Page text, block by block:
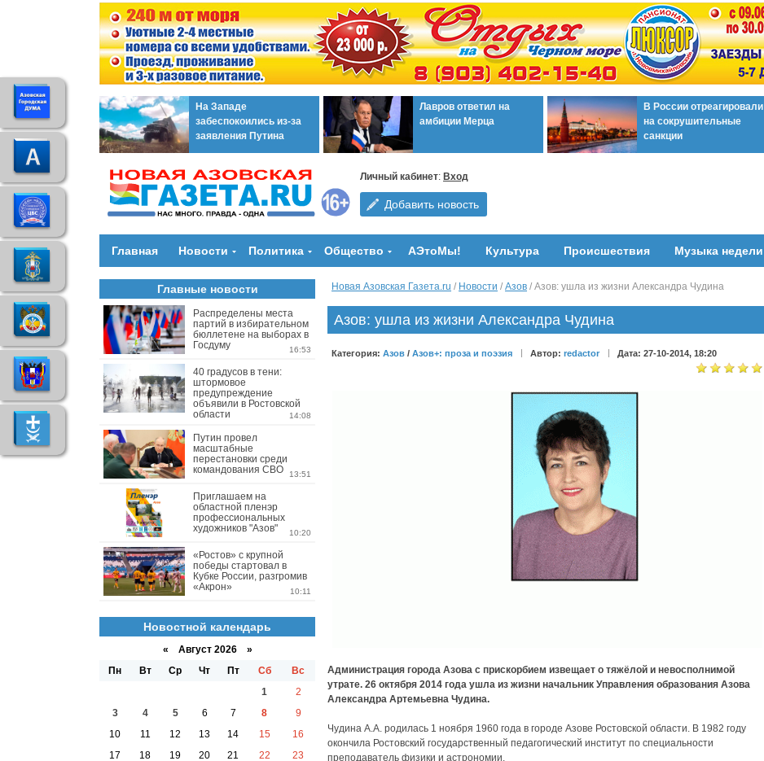
На Западе
забеспокоились из-за
заявления Путина
Лавров ответил на
амбиции Мерца
В России отреагировали
на сокрушительные
санкции
Личный кабинет: Вход
Добавить новость
Главная Новости Политика Общество АЭтоМы! Культура Происшествия Музыка недели
Новая Азовская Газета.ru / Новости / Азов / Азов: ушла из жизни Александра Чудина
Азов: ушла из жизни Александра Чудина
Категория: Азов / Азов+: проза и поэзия Автор: redactor Дата: 27-10-2014, 18:20
Администрация города Азова с прискорбием извещает о тяжёлой и невосполнимой
утрате. 26 октября 2014 года ушла из жизни начальник Управления образования Азова
Александра Артемьевна Чудина.
Чудина А.А. родилась 1 ноября 1960 года в городе Азове Ростовской области. В 1982 году
окончила Ростовский государственный педагогический институт по специальности
преподаватель физики и астрономии.
Главные новости
Распределены места
партий в избирательном
бюллетене на выборах в
Госдуму
16:53
40 градусов в тени:
штормовое
предупреждение
объявили в Ростовской
области
14:08
Путин провел
масштабные
перестановки среди
командования СВО
13:51
Приглашаем на
областной пленэр
профессиональных
художников "Азов"
10:20
«Ростов» с крупной
победы стартовал в
Кубке России, разгромив
«Акрон»
10:11
Новостной календарь
« Август 2026 »
Пн
Вт Ср Чт Пт Сб
Вс
1
2
3
4 5 6 7 8
9
10
11 12 13 14 15
16
17
18 19 20 21 22
23